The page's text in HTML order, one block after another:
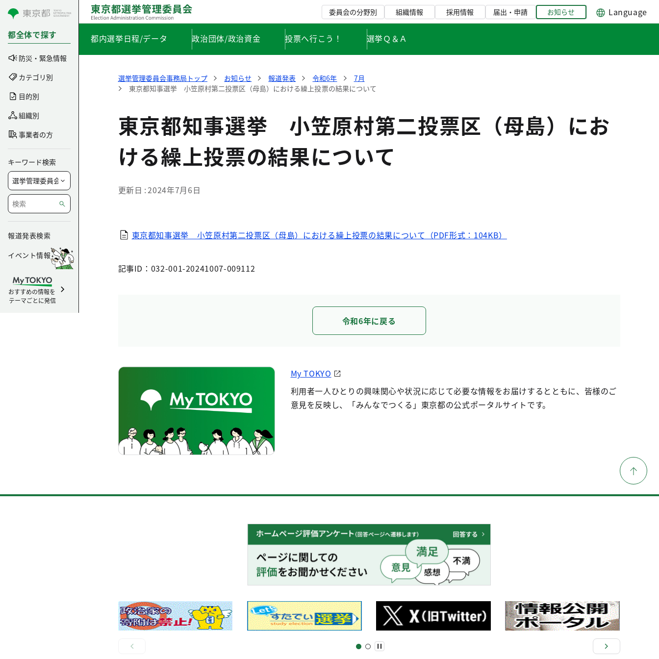
コンテンツにスキップ
都全体で探す
防災・緊急情報
カテゴリ別
目的別
組織別
事業者の方
キーワード検索
報道発表検索
イベント情報
おすすめの情報を
テーマごとに発信
委員会の分野別 組織情報 採用情報 届出・申請 お知らせ Language
都内選挙日程/データ 政治団体/政治資金 投票へ行こう！ 選挙Ｑ＆Ａ
選挙管理委員会事務局トップ お知らせ 報道発表 令和6年
7月
東京都知事選挙 小笠原村第二投票区（母島）における繰上投票の結果について
東京都知事選挙 小笠原村第二投票区（母島）にお
ける繰上投票の結果について
更新日 2024年7月6日
東京都知事選挙 小笠原村第二投票区（母島）における繰上投票の結果について（PDF形式：104KB）
記事ID：032-001-20241007-009112
令和6年に戻る
My TOKYO
利用者一人ひとりの興味関心や状況に応じて必要な情報をお届けするとともに、皆様のご
意見を反映し、「みんなでつくる」東京都の公式ポータルサイトです。